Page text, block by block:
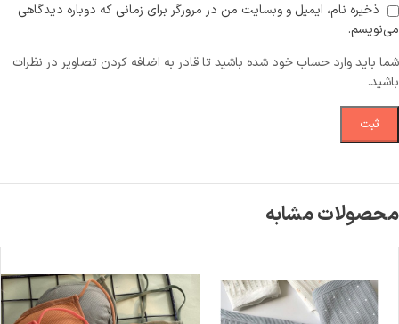
ذخیره نام، ایمیل و وبسایت من در مرورگر برای زمانی که دوباره دیدگاهی
می‌نویسم.
شما باید وارد حساب خود شده باشید تا قادر به اضافه کردن تصاویر در نظرات
باشید.
محصولات مشابه